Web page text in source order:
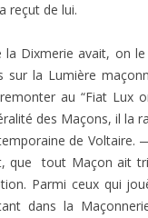
reçut de lui.
la Dixmerie avait, on
sur la Lumière
au “Fiat Lux
des Maçons, il la
de Voltaire.
que tout Maçon ait
Parmi ceux qui
dans la